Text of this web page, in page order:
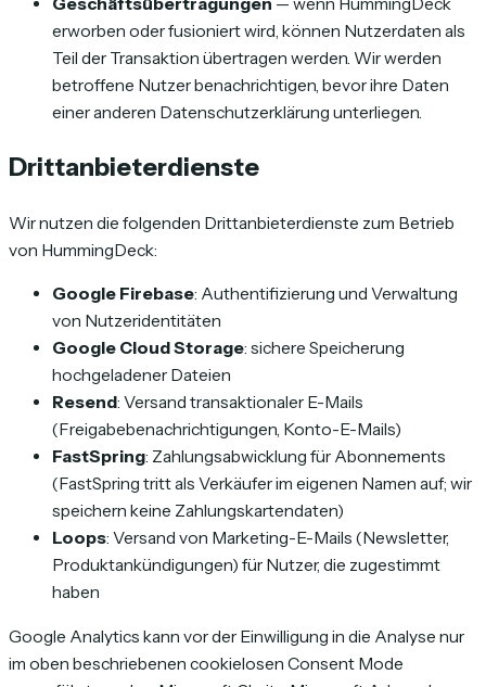
erworben oder fusioniert wird, können Nutzerdaten als
Teil der Transaktion übertragen werden. Wir werden
betroffene Nutzer benachrichtigen, bevor ihre Daten
einer anderen Datenschutzerklärung unterliegen.
Drittanbieterdienste
Wir nutzen die folgenden Drittanbieterdienste zum Betrieb
von HummingDeck:
Google Firebase: Authentifizierung und Verwaltung
von Nutzeridentitäten
Google Cloud Storage: sichere Speicherung
hochgeladener Dateien
Resend: Versand transaktionaler E-Mails
(Freigabebenachrichtigungen, Konto-E-Mails)
FastSpring: Zahlungsabwicklung für Abonnements
(FastSpring tritt als Verkäufer im eigenen Namen auf; wir
speichern keine Zahlungskartendaten)
Loops: Versand von Marketing-E-Mails (Newsletter,
Produktankündigungen) für Nutzer, die zugestimmt
haben
Google Analytics kann vor der Einwilligung in die Analyse nur
im oben beschriebenen cookielosen Consent Mode